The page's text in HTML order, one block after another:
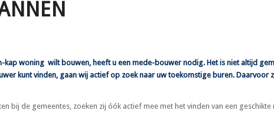
kap woning wilt bouwen, heeft u een mede-bouwer nodig. Het is niet altijd
kunt vinden, gaan wij actief op zoek naar uw toekomstige buren. Daarvoor
bij de gemeentes, zoeken zij óók actief mee met het vinden van een